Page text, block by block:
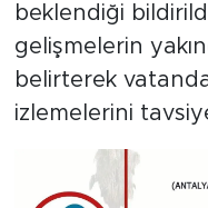
beklendiği
gelişmelerin
belirterek
izlemelerini